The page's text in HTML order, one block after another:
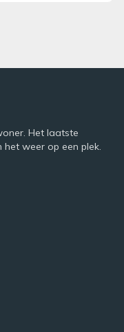
Het laatste
weer op een plek.